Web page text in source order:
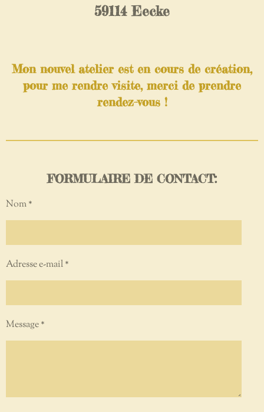
59114 Eecke
Mon nouvel atelier est en cours de création,
pour me rendre visite, merci de prendre
rendez-vous !
FORMULAIRE DE CONTACT:
Nom *
Adresse e-mail *
Message *